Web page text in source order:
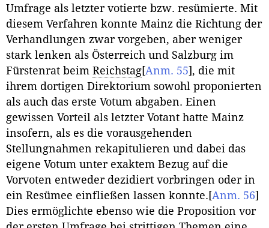
Umfrage als letzter votierte bzw. resümierte. Mit
diesem Verfahren konnte Mainz die Richtung der
Verhandlungen zwar vorgeben, aber weniger
stark lenken als Österreich und Salzburg im
Fürstenrat beim Reichstag[Anm. 55] , die mit
ihrem dortigen Direktorium sowohl proponierten
als auch das erste Votum abgaben. Einen
gewissen Vorteil als letzter Votant hatte Mainz
insofern, als es die vorausgehenden
Stellungnahmen rekapitulieren und dabei das
eigene Votum unter exaktem Bezug auf die
Vorvoten entweder dezidiert vorbringen oder in
ein Resümee einfließen lassen konnte. [Anm. 56]
Dies ermöglichte ebenso wie die Proposition vor